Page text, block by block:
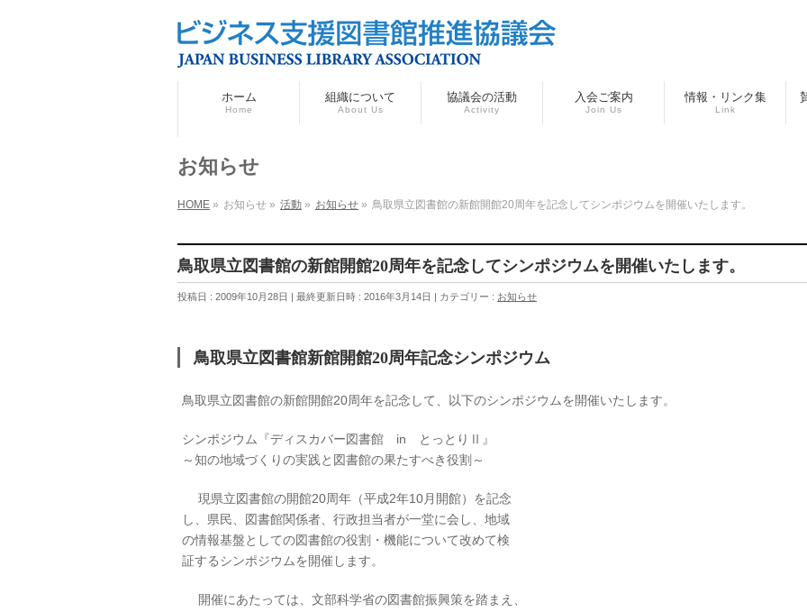
ホーム
Home
組織について
About Us
協議会の活動
Activity
入会ご案内
Join Us
情報・リンク集
Link
お知らせ
HOME » お知らせ » 活動 » お知らせ » 鳥取県立図書館の新館開館20周年を記念してシンポジウムを開催いたします。
鳥取県立図書館の新館開館20周年を記念してシンポジウムを開催いたします。
投稿日 : 2009年10月28日 最終更新日時 : 2016年3月14日 カテゴリー : お知らせ
鳥取県立図書館新館開館20周年記念シンポジウム
鳥取県立図書館の新館開館20周年を記念して、以下のシンポジウムを開催いたします。
シンポジウム『ディスカバー図書館 in とっとりⅡ』
～知の地域づくりの実践と図書館の果たすべき役割～
現県立図書館の開館20周年（平成2年10月開館）を記念
し、県民、図書館関係者、行政担当者が一堂に会し、地域
の情報基盤としての図書館の役割・機能について改めて検
証するシンポジウムを開催します。
開催にあたっては、文部科学省の図書館振興策を踏まえ、